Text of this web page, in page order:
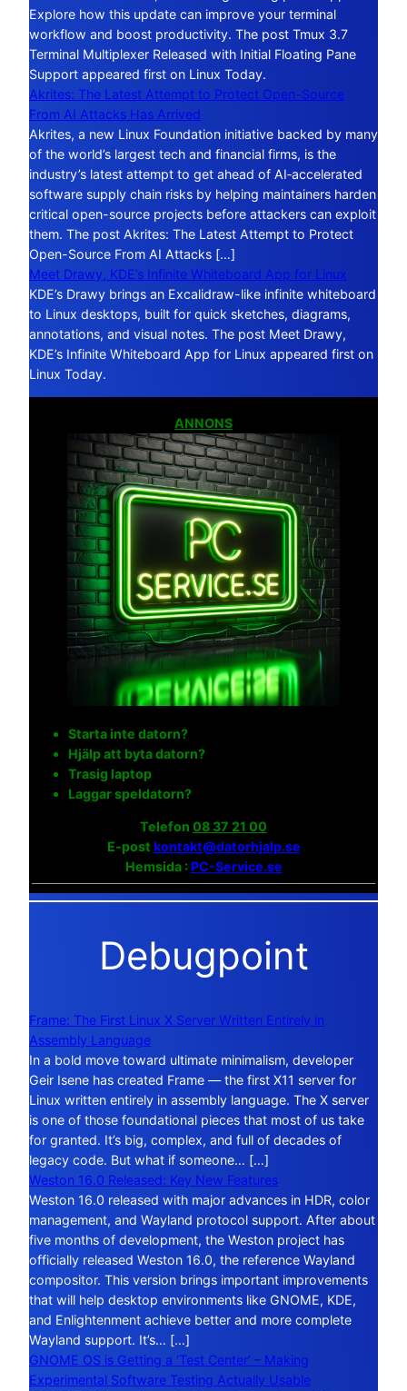
Explore how this update can improve your terminal
workflow and boost productivity. The post Tmux 3.7
Terminal Multiplexer Released with Initial Floating Pane
Support appeared first on Linux Today.
Akrites: The Latest Attempt to Protect Open-Source
From AI Attacks Has Arrived
Akrites, a new Linux Foundation initiative backed by many
of the world’s largest tech and financial firms, is the
industry’s latest attempt to get ahead of AI‑accelerated
software supply chain risks by helping maintainers harden
critical open-source projects before attackers can exploit
them. The post Akrites: The Latest Attempt to Protect
Open-Source From AI Attacks […]
Meet Drawy, KDE’s Infinite Whiteboard App for Linux
KDE’s Drawy brings an Excalidraw-like infinite whiteboard
to Linux desktops, built for quick sketches, diagrams,
annotations, and visual notes. The post Meet Drawy,
KDE’s Infinite Whiteboard App for Linux appeared first on
Linux Today.
ANNONS
Starta inte datorn?
Hjälp att byta datorn?
Trasig laptop
Laggar speldatorn?
Telefon 08 37 21 00
E-post kontakt@datorhjalp.se
Hemsida :PC-Service.se
Debugpoint
Frame: The First Linux X Server Written Entirely in
Assembly Language
In a bold move toward ultimate minimalism, developer
Geir Isene has created Frame — the first X11 server for
Linux written entirely in assembly language. The X server
is one of those foundational pieces that most of us take
for granted. It’s big, complex, and full of decades of
legacy code. But what if someone… […]
Weston 16.0 Released: Key New Features
Weston 16.0 released with major advances in HDR, color
management, and Wayland protocol support. After about
five months of development, the Weston project has
officially released Weston 16.0, the reference Wayland
compositor. This version brings important improvements
that will help desktop environments like GNOME, KDE,
and Enlightenment achieve better and more complete
Wayland support. It’s… […]
GNOME OS is Getting a ‘Test Center’ – Making
Experimental Software Testing Actually Usable